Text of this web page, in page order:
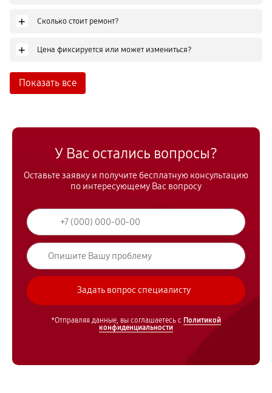
+ Сколько стоит ремонт?
+ Цена фиксируется или может измениться?
Показать все
У Вас остались вопросы?
Оставьте заявку и получите бесплатную консультацию
по интересующему Вас вопросу
*Отправляя данные, вы соглашаетесь с Политикой
конфиденциальности